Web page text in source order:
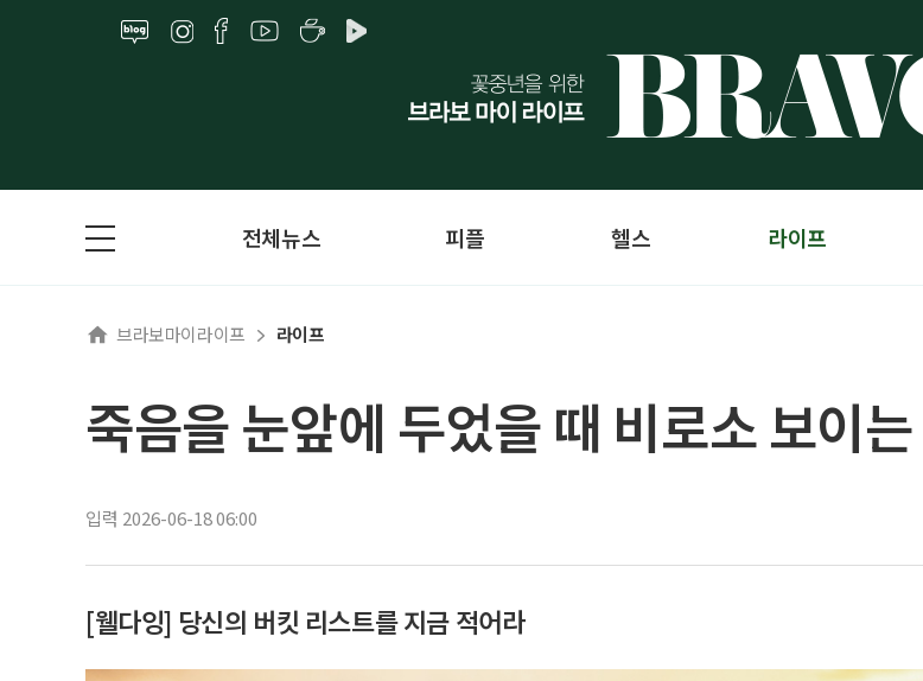
전체뉴스 피플 헬스 라이프
브라보마이라이프 라이프
죽음을 눈앞에 두었을 때 비로소 보이
입력 2026-06-18 06:00
[웰다잉] 당신의 버킷 리스트를 지금 적어라